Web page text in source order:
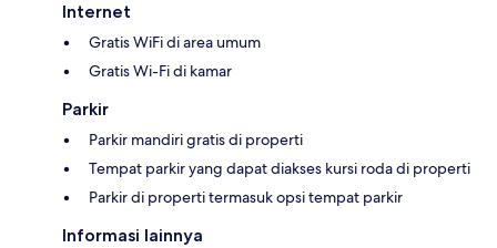
Internet
Gratis WiFi di area umum
Gratis Wi-Fi di kamar
Parkir
Parkir mandiri gratis di properti
Tempat parkir yang dapat diakses kursi roda di properti
Parkir di properti termasuk opsi tempat parkir
Informasi lainnya